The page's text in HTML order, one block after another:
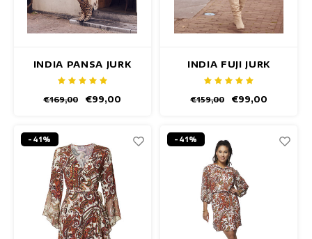
INDIA PANSA JURK
€169,00 €99,00
INDIA FUJI JURK
€159,00 €99,00
-41% -41%